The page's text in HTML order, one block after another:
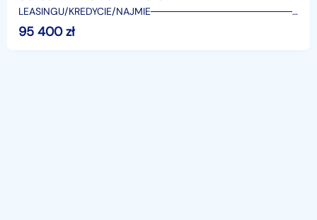
LEASINGU/KREDYCIE/
SUPERAUTO.PL?✔ Lider ryn
95 400zł